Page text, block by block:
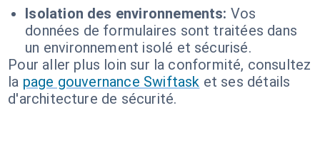
Isolation des environnements: Vos
données de formulaires sont traitées dans
un environnement isolé et sécurisé.
Pour aller plus loin sur la conformité, consultez
la page gouvernance Swiftask et ses détails
d'architecture de sécurité.